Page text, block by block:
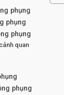
phụng
phụng
phụng
quan
phụng